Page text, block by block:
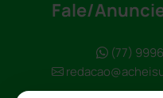
Fale/
(77)